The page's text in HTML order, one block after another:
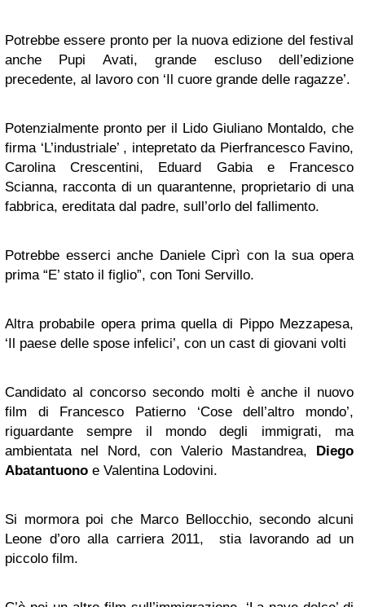
Potrebbe essere pronto per la nuova edizione del festival
anche Pupi Avati, grande escluso dell’edizione
precedente, al lavoro con ‘Il cuore grande delle ragazze’.
Potenzialmente pronto per il Lido Giuliano Montaldo, che
firma ‘L’industriale’ , intepretato da Pierfrancesco Favino,
Carolina Crescentini, Eduard Gabia e Francesco
Scianna, racconta di un quarantenne, proprietario di una
fabbrica, ereditata dal padre, sull’orlo del fallimento.
Potrebbe esserci anche Daniele Ciprì con la sua opera
prima “E’ stato il figlio”, con Toni Servillo.
Altra probabile opera prima quella di Pippo Mezzapesa,
‘Il paese delle spose infelici’, con un cast di giovani volti
Candidato al concorso secondo molti è anche il nuovo
film di Francesco Patierno ‘Cose dell’altro mondo’,
riguardante sempre il mondo degli immigrati, ma
ambientata nel Nord, con Valerio Mastandrea, Diego
Abatantuono e Valentina Lodovini.
Si mormora poi che Marco Bellocchio, secondo alcuni
Leone d’oro alla carriera 2011, stia lavorando ad un
piccolo film.